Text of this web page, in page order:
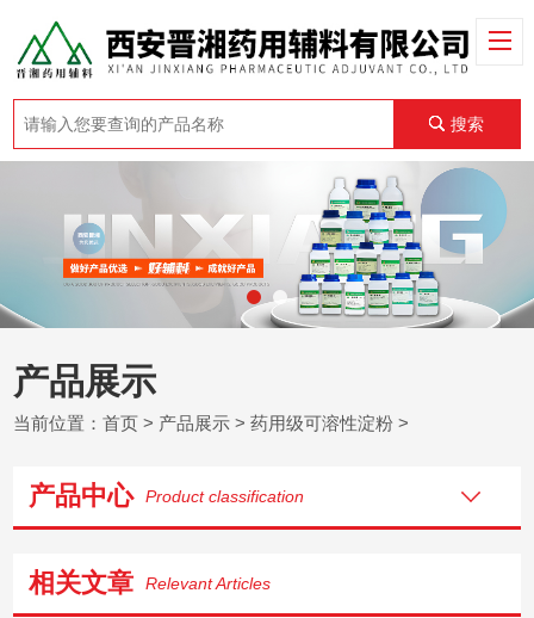
搜索
产品展示
当前位置：首页 > 产品展示 >药用级可溶性淀粉 >
产品中心 Product classification
相关文章 Relevant Articles